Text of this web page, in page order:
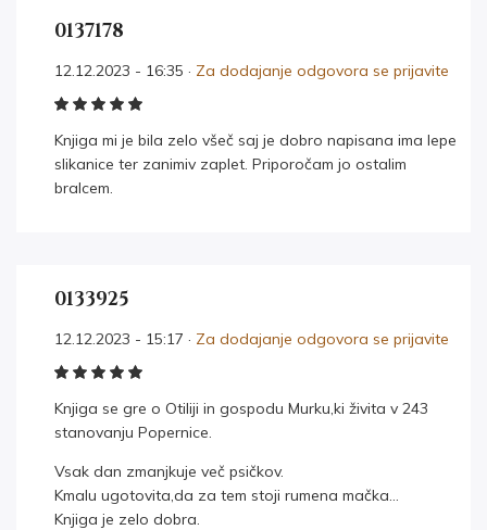
0137178
12.12.2023 - 16:35 · Za dodajanje odgovora se prijavite
Knjiga mi je bila zelo všeč saj je dobro napisana ima lepe
slikanice ter zanimiv zaplet. Priporočam jo ostalim
bralcem.
0133925
12.12.2023 - 15:17 · Za dodajanje odgovora se prijavite
Knjiga se gre o Otiliji in gospodu Murku,ki živita v 243
stanovanju Popernice.
Vsak dan zmanjkuje več psičkov.
Kmalu ugotovita,da za tem stoji rumena mačka…
Knjiga je zelo dobra.